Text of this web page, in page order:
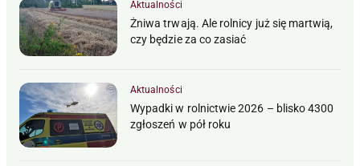
Aktualności
Żniwa trwają. Ale rolnicy już się martwią,
czy będzie za co zasiać
Aktualności
Wypadki w rolnictwie 2026 – blisko 4300
zgłoszeń w pół roku